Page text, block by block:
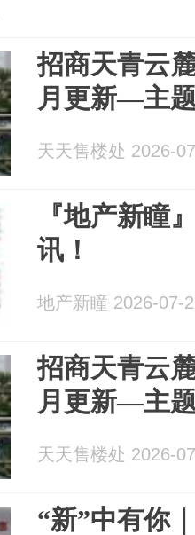
招商天青云
月更新—主
天天售楼处 2026-
『地产新瞳
讯！
地产新瞳 2026-07-
招商天青云
月更新—主
天天售楼处 2026-
“新”中有你